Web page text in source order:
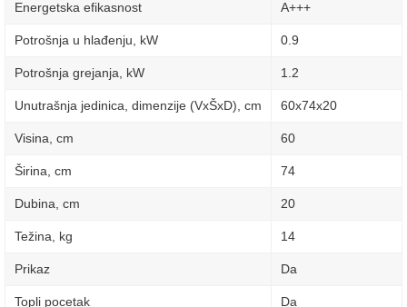
Energetska efikasnost A+++
Potrošnja u hlađenju, kW 0.9
Potrošnja grejanja, kW 1.2
Unutrašnja jedinica, dimenzije (VxŠxD), сm 60х74х20
Visina, сm 60
Širina, сm 74
Dubina, сm 20
Težina, kg 14
Prikaz Da
Topli pocetak Da